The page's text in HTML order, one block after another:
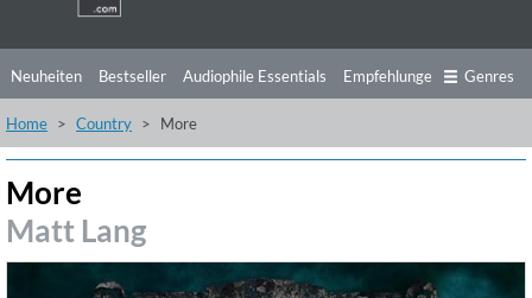
Neuheiten Bestseller Audiophile Essentials Empfehlungen
Hörtipps Top Alben Angebote
Genres
Home Country More
More
Matt Lang